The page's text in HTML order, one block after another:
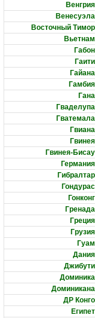
Венгрия
Венесуэла
Восточный Тимор
Вьетнам
Габон
Гаити
Гайана
Гамбия
Гана
Гваделупа
Гватемала
Гвиана
Гвинея
Гвинея-Бисау
Германия
Гибралтар
Гондурас
Гонконг
Гренада
Греция
Грузия
Гуам
Дания
Джибути
Доминика
Доминикана
ДР Конго
Египет